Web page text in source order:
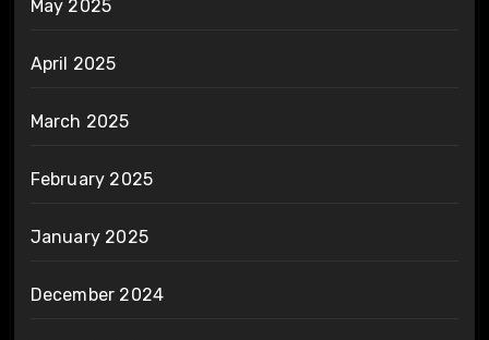
May 2025
April 2025
March 2025
February 2025
January 2025
December 2024